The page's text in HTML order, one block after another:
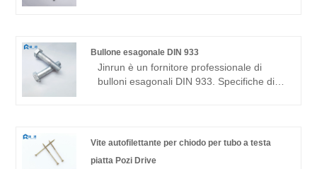
Bullone esagonale DIN 933
Jinrun è un fornitore professionale di
bulloni esagonali DIN 933. Specifiche di
fabbrica affidabile e potente.
Vite autofilettante per chiodo per tubo a testa
piatta Pozi Drive